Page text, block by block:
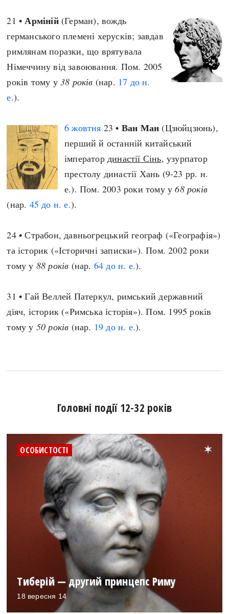
21 •Арміній(Герман), вождь
германського племені херусків; завдав
римлянам поразки, що врятувала
Німеччину від завоювання. Пом. 2005
років тому у38 років (нар. 17 до н.
е.).
6 жовтня 23 • Ван Ман (Цзюйцзюнь),
перший й останній китайський
імператординастії Сінь, узурпатор
престолу династії Хань (9-23 рр. н.
е.). Пом. 2003 роки тому у68 років
(нар. 45 до н. е.).
24 • Страбон, давньогрецький географ («Географія»)
та історик («Історичні записки»). Пом. 2002 роки
тому у 88 років (нар. 64 до н. е.).
31 • Гай Веллей Патеркул, римський державний
діяч, історик («Римська історія»). Пом. 1995 років
тому у 50 років (нар. 19 до н. е.).
Головні події 12-32 років
ОСОБИСТОСТІ
Тиберій — другий принцепс Риму
18 вересня 14